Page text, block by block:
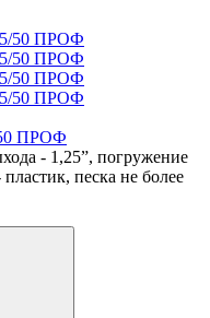
ПРОФ
- 1,25”, погружение
песка не более